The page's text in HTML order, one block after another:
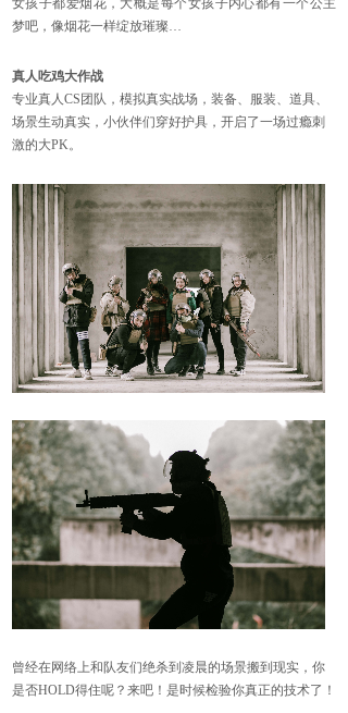
女孩子都爱烟花，大概是每个女孩子内心都有一个公主
梦吧， 像烟花一样绽放璀璨…
真人吃鸡大作战
专业真人CS团队，模拟真实战场，装备、服装、道具、
场景生动真实，小伙伴们穿好护具，开启了一场过瘾刺
激的大PK。
曾经在网络上和队友们绝杀到凌晨的场景搬到现实，你
是否HOLD得住呢？来吧！是时候检验你真正的技术了！